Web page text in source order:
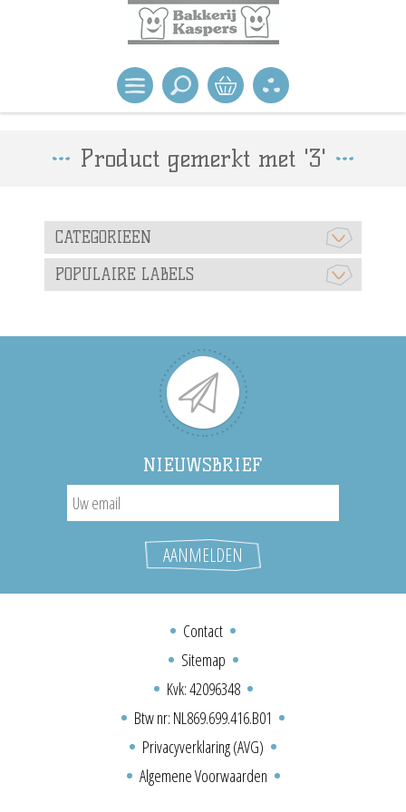
Product gemerkt met '3'
CATEGORIEEN
POPULAIRE LABELS
NIEUWSBRIEF
Contact
Sitemap
Kvk: 42096348
Btw nr: NL869.699.416.B01
Privacyverklaring (AVG)
Algemene Voorwaarden